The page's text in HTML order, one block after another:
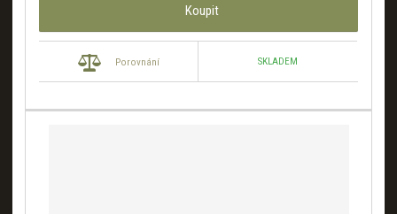
Koupit
Porovnání SKLADEM